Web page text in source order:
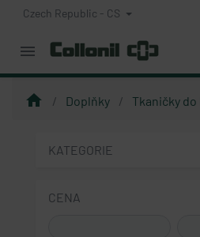
Czech Republic - CS
menu
home Doplňky Tkaničky do
KATEGORIE
CENA